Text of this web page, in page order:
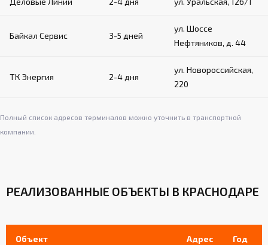
Байкал Сервис 3-5 дней
ул. Шоссе
Нефтяников, д. 44
ТК Энергия 2-4 дня
ул. Новороссийская,
220
Полный список адресов терминалов можно уточнить в транспортной
компании.
РЕАЛИЗОВАННЫЕ ОБЪЕКТЫ В КРАСНОДАРЕ
Объект Адрес Год